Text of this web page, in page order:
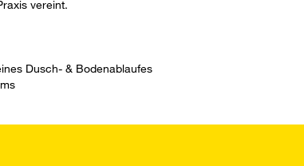
vereint.
Dusch- & Bodenablaufes